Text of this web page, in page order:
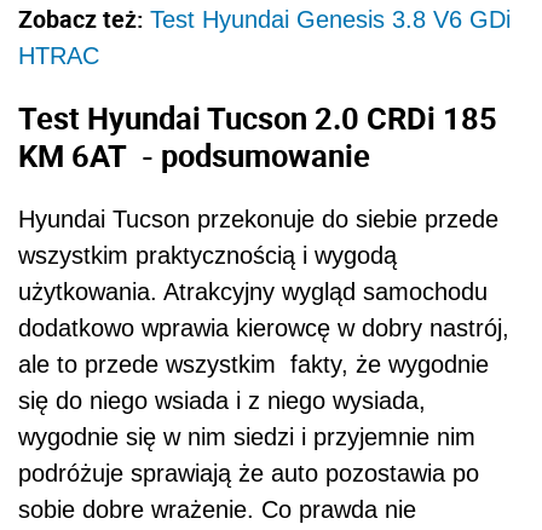
Zobacz też: Test Hyundai Genesis 3.8 V6 GDi
HTRAC
Test Hyundai Tucson 2.0 CRDi 185
KM 6AT - podsumowanie
Hyundai Tucson przekonuje do siebie przede
wszystkim praktycznością i wygodą
użytkowania. Atrakcyjny wygląd samochodu
dodatkowo wprawia kierowcę w dobry nastrój,
ale to przede wszystkim fakty, że wygodnie
się do niego wsiada i z niego wysiada,
wygodnie się w nim siedzi i przyjemnie nim
podróżuje sprawiają że auto pozostawia po
sobie dobre wrażenie. Co prawda nie